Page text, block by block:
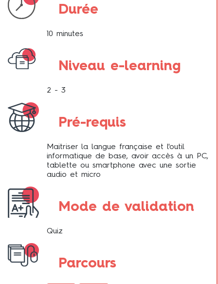
Durée
10 minutes
Niveau e-learning
2 - 3
Pré-requis
Maitriser la langue française et l'outil
informatique de base, avoir accès à un PC,
tablette ou smartphone avec une sortie
audio et micro
Mode de validation
Quiz
Parcours